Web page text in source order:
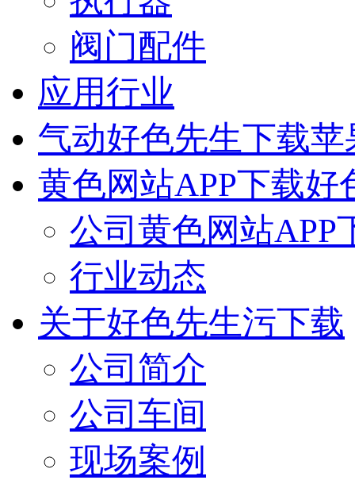
阀门配件
应用行业
气动好色先生下载
黄色网站APP下载好
公司黄色网站APP
行业动态
关于好色先生污下载
公司简介
公司车间
现场案例